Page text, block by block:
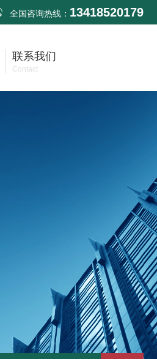
全国咨询热线： 13418520179
联系我们
Contact